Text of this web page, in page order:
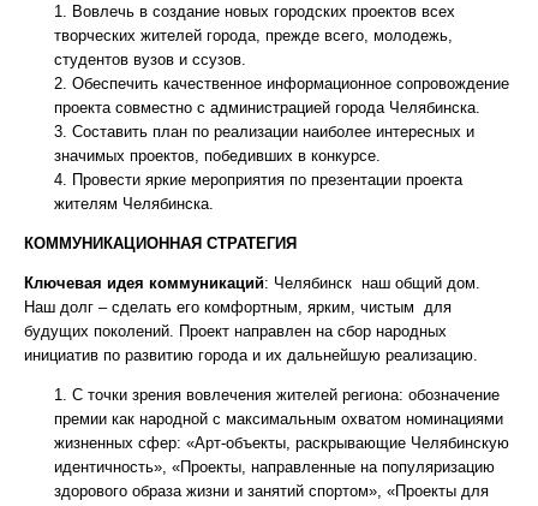
Вовлечь в создание новых городских проектов всех
творческих жителей города, прежде всего, молодежь,
студентов вузов и ссузов.
Обеспечить качественное информационное сопровождение
проекта совместно с администрацией города Челябинска.
Составить план по реализации наиболее интересных и
значимых проектов, победивших в конкурсе.
Провести яркие мероприятия по презентации проекта
жителям Челябинска.
КОММУНИКАЦИОННАЯ СТРАТЕГИЯ
Ключевая идея коммуникаций: Челябинск наш общий дом.
Наш долг – сделать его комфортным, ярким, чистым для
будущих поколений. Проект направлен на сбор народных
инициатив по развитию города и их дальнейшую реализацию.
С точки зрения вовлечения жителей региона: обозначение
премии как народной с максимальным охватом номинациями
жизненных сфер: «Арт-объекты, раскрывающие Челябинскую
идентичность», «Проекты, направленные на популяризацию
здорового образа жизни и занятий спортом», «Проекты для